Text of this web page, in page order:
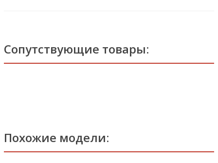
Сопутствующие товары:
Похожие модели: